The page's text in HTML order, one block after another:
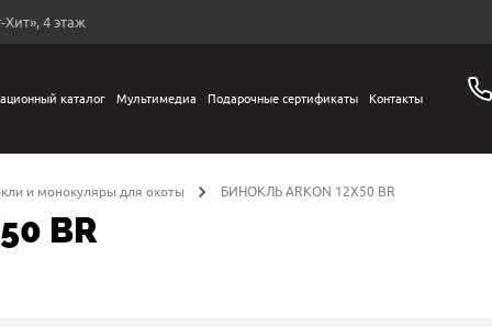
4 этаж
каталог Мультимедиа Подарочные сертификаты Контакты
и монокуляры для охоты БИНОКЛЬ ARKON 12X50 BR
BR